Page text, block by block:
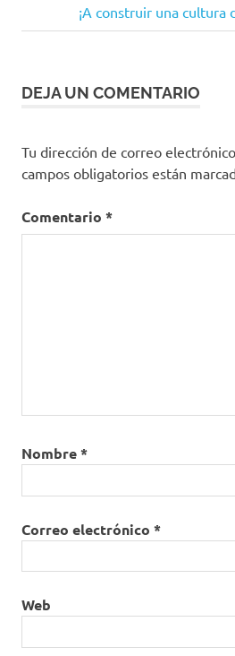
saludables
Siguiente
entrada:
¡A construir una cultura
DEJA UN COMENTARIO
Tu dirección de correo
campos obligatorios están
Comentario *
Nombre*
Correo electrónico *
Web